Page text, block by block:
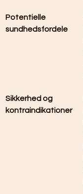
Potentielle
sundhedsfordele
Sikkerhed og
kontraindikationer